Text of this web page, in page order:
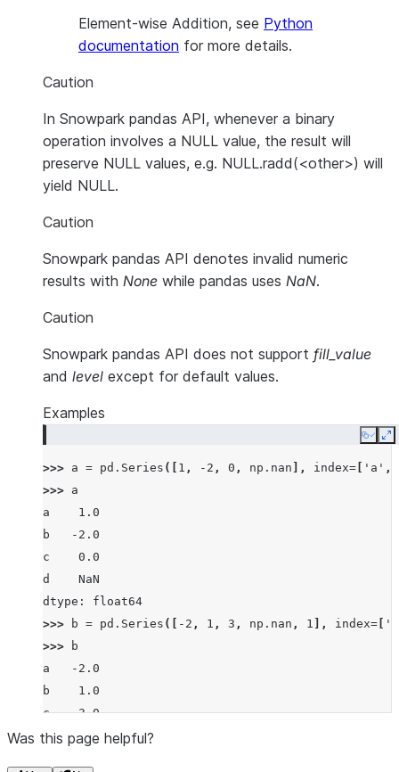
Element-wise Addition, see Python
documentation for more details.
Caution
In Snowpark pandas API, whenever a binary
operation involves a NULL value, the result will
preserve NULL values, e.g. NULL.radd(<other>) will
yield NULL.
Caution
Snowpark pandas API denotes invalid numeric
results with None while pandas uses NaN.
Caution
Snowpark pandas API does not support fill_value
and level except for default values.
Examples
Copy
>>> a = pd . Series ([ 1 , - 2 , 0 , np . nan ], index= 'a' ,
>>> a
a    1.0
b   -2.0
c    0.0
d    NaN
dtype: float64
>>>
b = pd . Series ([ - 2 , 1 , 3 , np . nan , 1 ], index=
>>>
b
a   -2.0
b    1.0
c    3.0
d    NaN
Was this page helpful?